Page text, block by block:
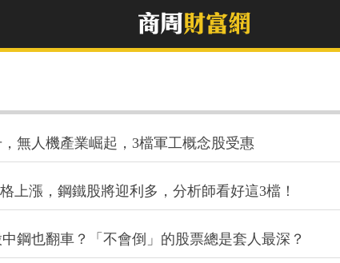
無人機產業崛起，3檔軍工概念股受惠
上漲，鋼鐵股將迎利多，分析師看好這3檔！
鋼也翻車？「不會倒」的股票總是套人最深？